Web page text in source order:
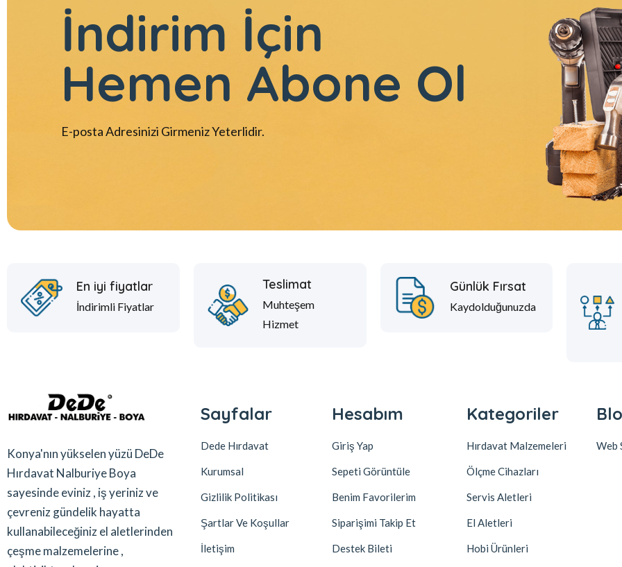
İndirim İçin
Hemen Abone Ol
E-posta Adresinizi Girmeniz Yeterlidir.
En iyi fiyatlar
İndirimli Fiyatlar
Teslimat
Muhteşem
Hizmet
Günlük Fırsat
Kaydolduğunuzda
Konya'nın yükselen yüzü DeDe
Hırdavat Nalburiye Boya
sayesinde eviniz , iş yeriniz ve
çevreniz gündelik hayatta
kullanabileceğiniz el aletlerinden
çeşme malzemelerine ,
Sayfalar
Dede Hırdavat
Kurumsal
Gizlilik Politikası
Şartlar Ve Koşullar
İletişim
Hesabım
Giriş Yap
Sepeti Görüntüle
Benim Favorilerim
Siparişimi Takip Et
Destek Bileti
Kategoriler
Hırdavat Malzemeleri
Ölçme Cihazları
Servis Aletleri
El Aletleri
Hobi Ürünleri
Web